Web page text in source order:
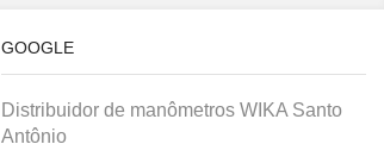
GOOGLE
Distribuidor de manômetros WIKA Santo
Antônio